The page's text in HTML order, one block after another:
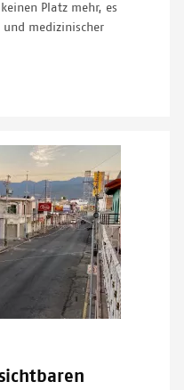
Platz mehr, es
und medizinischer